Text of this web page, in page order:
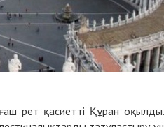
рет қасиетті Құран